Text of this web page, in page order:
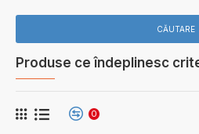
CĂUTARE
Produse ce îndeplinesc
0